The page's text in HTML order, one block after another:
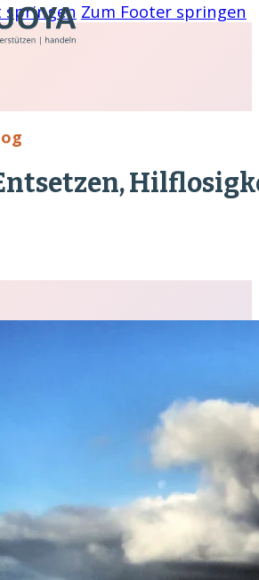
springen Zum Footer springen